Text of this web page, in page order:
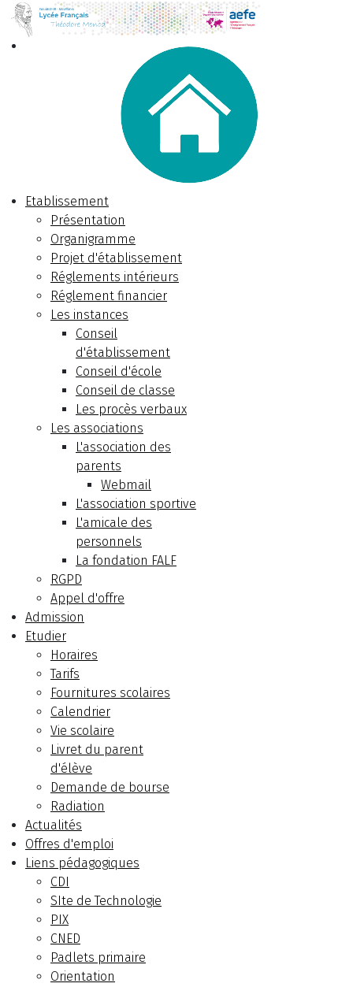
Etablissement
Présentation
Organigramme
Projet d'établissement
Réglements intérieurs
Réglement financier
Les instances
Conseil
d'établissement
Conseil d'école
Conseil de classe
Les procès verbaux
Les associations
L'association des
parents
Webmail
L'association sportive
L'amicale des
personnels
La fondation FALF
RGPD
Appel d'offre
Admission
Etudier
Horaires
Tarifs
Fournitures scolaires
Calendrier
Vie scolaire
Livret du parent
d'élève
Demande de bourse
Radiation
Actualités
Offres d'emploi
Liens pédagogiques
CDI
SIte de Technologie
PIX
CNED
Padlets primaire
Orientation